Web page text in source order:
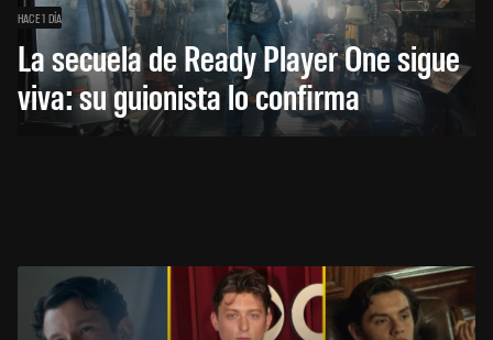
HACE 1 DÍA
La secuela de Ready Player One sigue
viva: su guionista lo confirma